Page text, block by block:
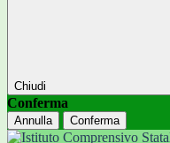
Chiudi
Conferma
Annulla Conferma